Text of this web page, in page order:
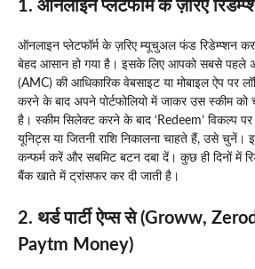
1. ऑनलाइन प्लेटफॉर्म के ज़रिए
ऑनलाइन प्लेटफॉर्म के ज़रिए म्यूचुअल फंड रिडेम्प्शन
बेहद आसान हो गया है। इसके लिए आपको सबसे पहले
(AMC) की आधिकारिक वेबसाइट या मोबाइल ऐप पर
करने के बाद अपने पोर्टफोलियो में जाकर उस स्कीम
है। स्कीम सिलेक्ट करने के बाद ‘Redeem’ विकल्प
यूनिट्स या जितनी राशि निकालना चाहते हैं, उसे
कन्फर्म करें और सबमिट बटन दबा दें। कुछ ही दिनों में
बैंक खाते में ट्रांसफर कर दी जाती है।
2. थर्ड पार्टी ऐप्स से (Groww,
Paytm Money)